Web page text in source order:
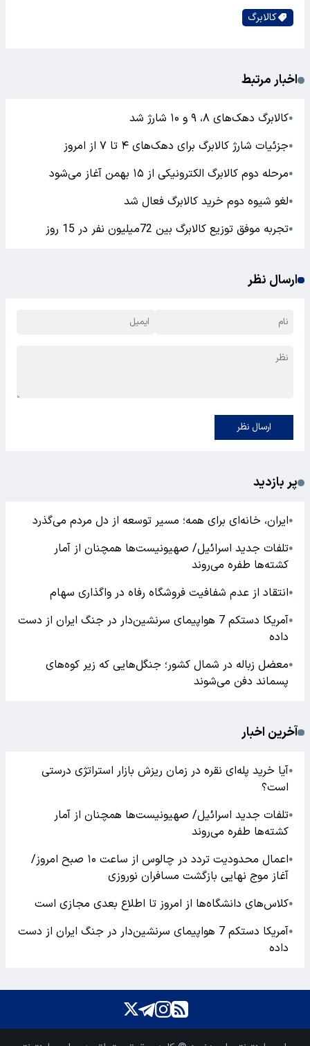
کالابرگ
اخبار مرتبط
●کالابرگ دهک‌های ۸، ۹ و ۱۰ شارژ شد
●جزئیات شارژ کالابرگ برای دهک‌های ۴ تا ۷ از امروز
●مرحله دوم کالابرگ الکترونیکی از ۱۵ بهمن آغاز می‌شود
●لغو شیوه دوم خرید کالابرگ فعال شد
●تجربه موفق توزیع‌ کالابرگ بین 72میلیون نفر در 15 روز
ارسال نظر
ارسال نظر
پر بازدید
●ایران، خانه‌ای برای همه؛ مسیر توسعه از دل مردم می‌گذرد
●تلفات جدید اسرائیل/ صهیونیست‌ها همچنان از آمار
کشته‌ها طفره می‌روند
●انتقاد از عدم شفافیت فروشگاه رفاه در واگذاری سهام
●
آمریکا دستکم 7 هواپیمای سرنشین‌دار در جنگ ایران از دست
داده
●معضل زباله در شمال کشور؛ جنگل‌هایی که زیر کوه‌های
پسماند دفن می‌شوند
آخرین اخبار
●آیا خرید پله‌ای نقره در زمان ریزش بازار استراتژی درستی
است؟
●تلفات جدید اسرائیل/ صهیونیست‌ها همچنان از آمار
کشته‌ها طفره می‌روند
●
اعمال محدودیت تردد در چالوس از ساعت ۱۰ صبح امروز/
آغاز موج نهایی بازگشت مسافران نوروزی
●کلاس‌های دانشگاه‌ها از امروز تا اطلاع بعدی مجازی است
●
آمریکا دستکم 7 هواپیمای سرنشین‌دار در جنگ ایران از دست
داده